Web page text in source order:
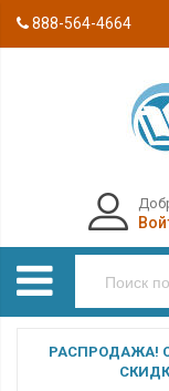
888-564-4664
РАСПРОДАЖА!